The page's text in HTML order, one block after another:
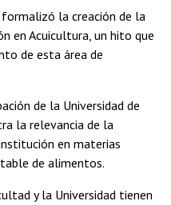
la creación de la
en Acuicultura, un hito que
de esta área de
de la Universidad de
la relevancia de la
en materias
de alimentos.
y la Universidad tienen